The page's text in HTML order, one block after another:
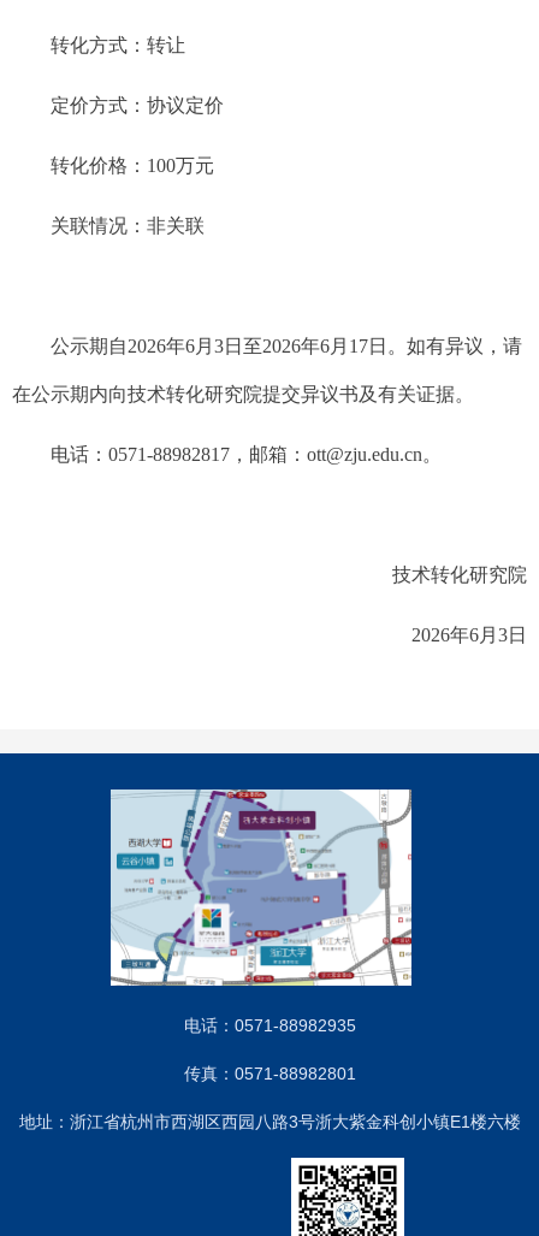
转化方式： 转让
定价方式： 协议定价
转化价格： 100万元
关联情况： 非关联
公示期自2026年6月 3日至2026年6月 17日。如有异议，请
在公示期内向技术转化研究院提交异议书及有关证据。
电话： 0571-88982817，邮箱：ott@zju.edu.cn。
技术转化研究院
2026年6月 3日
电话：0571-88982935
传真：0571-88982801
地址：浙江省杭州市西湖区西园八路3号浙大紫金科创小镇E1楼六楼